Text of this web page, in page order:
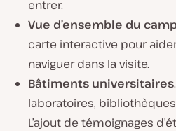
entrer.
Vue d’ensemble du
carte interactive pour
naviguer dans la visite.
Bâtiments universitaires
laboratoires,
L’ajout de témoignages